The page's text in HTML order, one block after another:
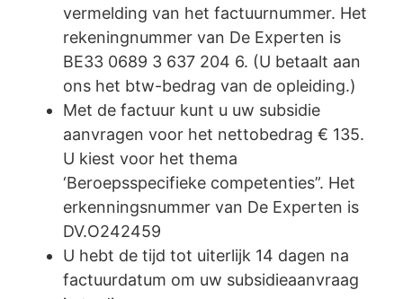
vermelding van het factuurnummer. Het
rekeningnummer van De Experten is
BE33 0689 3 637 204 6. (U betaalt aan
ons het btw-bedrag van de opleiding.)
Met de factuur kunt u uw subsidie
aanvragen voor het nettobedrag € 135.
U kiest voor het thema
‘Beroepsspecifieke competenties”. Het
erkenningsnummer van De Experten is
DV.O242459
U hebt de tijd tot uiterlijk 14 dagen na
factuurdatum om uw subsidieaanvraag